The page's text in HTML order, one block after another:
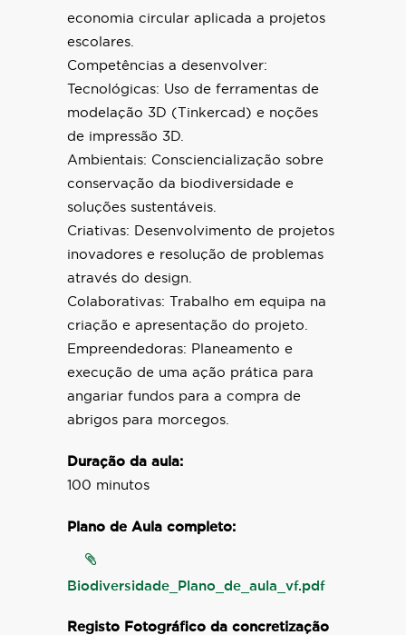
economia circular aplicada a projetos
escolares.
Competências a desenvolver:
Tecnológicas: Uso de ferramentas de
modelação 3D (Tinkercad) e noções
de impressão 3D.
Ambientais: Consciencialização sobre
conservação da biodiversidade e
soluções sustentáveis.
Criativas: Desenvolvimento de projetos
inovadores e resolução de problemas
através do design.
Colaborativas: Trabalho em equipa na
criação e apresentação do projeto.
Empreendedoras: Planeamento e
execução de uma ação prática para
angariar fundos para a compra de
abrigos para morcegos.
Duração da aula:
100 minutos
Plano de Aula completo:
Biodiversidade_Plano_de_aula_vf.pdf
Registo Fotográfico da concretização